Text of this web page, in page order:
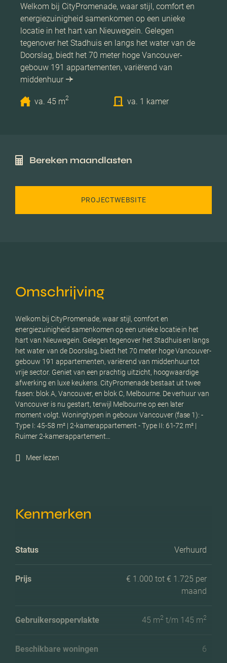
Welkom bij CityPromenade, waar stijl, comfort en
energiezuinigheid samenkomen op een unieke
locatie in het hart van Nieuwegein. Gelegen
tegenover het Stadhuis en langs het water van de
Doorslag, biedt het 70 meter hoge Vancouver-
gebouw 191 appartementen, variërend van
middenhuur
va. 45 m2 va. 1 kamer
Bereken maandlasten
PROJECTWEBSITE
Omschrijving
Welkom bij CityPromenade, waar stijl, comfort en
energiezuinigheid samenkomen op een unieke locatie in het
hart van Nieuwegein. Gelegen tegenover het Stadhuis en langs
het water van de Doorslag, biedt het 70 meter hoge Vancouver-
gebouw 191 appartementen, variërend van middenhuur tot
vrije sector. Geniet van een prachtig uitzicht, hoogwaardige
afwerking en luxe keukens. CityPromenade bestaat uit twee
fasen: blok A, Vancouver, en blok C, Melbourne. De verhuur van
Vancouver is nu gestart, terwijl Melbourne op een later
moment volgt. Woningtypen in gebouw Vancouver (fase 1): -
Type I: 45-58 m² | 2-kamerappartement - Type II: 61-72 m² |
Ruimer 2-kamerappartement…
Meer lezen
Kenmerken
Status Verhuurd
Prijs
€ 1.000 tot € 1.725 per
maand
Gebruikersoppervlakte 45 m2 t/m 145 m2
Beschikbare woningen 6